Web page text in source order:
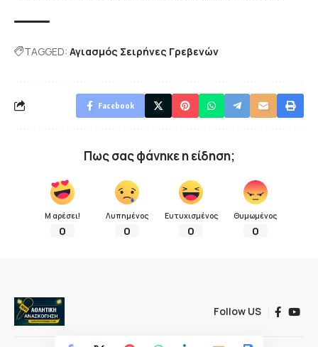
TAGGED: Αγιασμός Σειρήνες Γρεβενών
Facebook
Πως σας φάνηκε η είδηση;
Μ αρέσει!
0
Λυπημένος
0
Ευτυχισμένος
0
Θυμωμένος
0
Follow US